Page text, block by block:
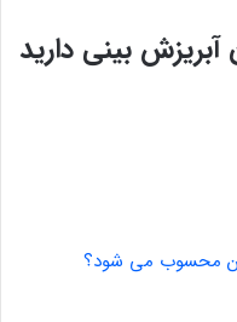
بینی دارید